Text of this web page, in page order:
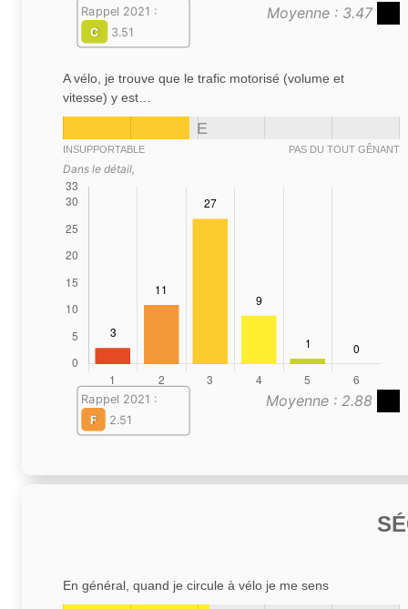
Moyenne : 3.47
Rappel 2021 :
C
3.51
A vélo, je trouve que le trafic motorisé (volume et
vitesse) y est…
E
INSUPPORTABLE PAS DU TOUT GÊNANT
Dans le détail,
Moyenne : 2.88
Rappel 2021 :
F
2.51
En général, quand je circule à vélo je me sens